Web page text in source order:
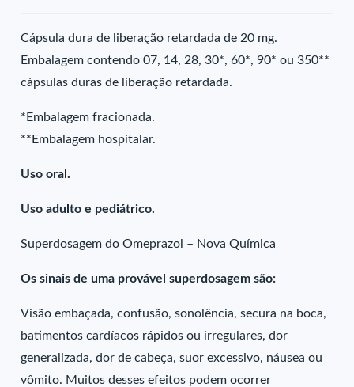
Cápsula dura de liberação retardada de 20 mg.
Embalagem contendo 07, 14, 28, 30*, 60*, 90* ou 350**
cápsulas duras de liberação retardada.
*Embalagem fracionada.
**Embalagem hospitalar.
Uso oral.
Uso adulto e pediátrico.
Superdosagem do Omeprazol – Nova Química
Os sinais de uma provável superdosagem são:
Visão embaçada, confusão, sonolência, secura na boca,
batimentos cardíacos rápidos ou irregulares, dor
generalizada, dor de cabeça, suor excessivo, náusea ou
vômito. Muitos desses efeitos podem ocorrer